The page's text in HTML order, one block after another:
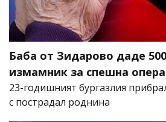
Баба от Зидарово даде
измамник за спешна
23-годишният бургазлия
с пострадал роднина